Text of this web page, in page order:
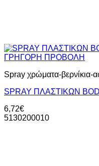
ΓΡΗΓΟΡΗ ΠΡΟΒΟΛΗ
Spray χρώματα-βερνίκια-
SPRAY ΠΛΑΣΤΙΚΩΝ
6,72€
5130200010